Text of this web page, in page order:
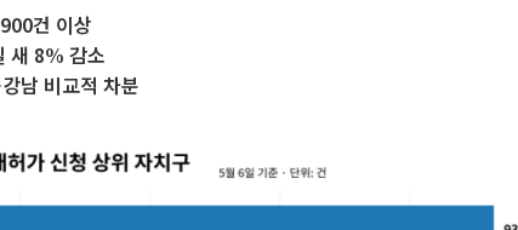
건 이상
새 8% 감소
남 비교적 차분